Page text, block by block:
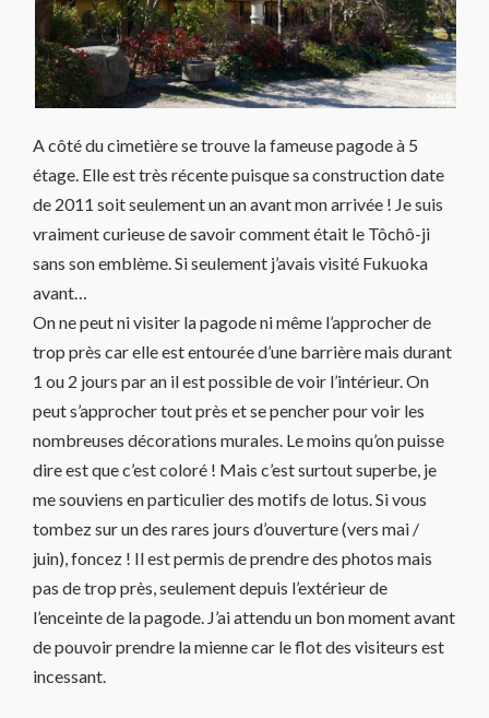
A côté du cimetière se trouve la fameuse pagode à 5
étage. Elle est très récente puisque sa construction date
de 2011 soit seulement un an avant mon arrivée ! Je suis
vraiment curieuse de savoir comment était le Tôchô-ji
sans son emblème. Si seulement j’avais visité Fukuoka
avant…
On ne peut ni visiter la pagode ni même l’approcher de
trop près car elle est entourée d’une barrière mais durant
1 ou 2 jours par an il est possible de voir l’intérieur. On
peut s’approcher tout près et se pencher pour voir les
nombreuses décorations murales. Le moins qu’on puisse
dire est que c’est coloré ! Mais c’est surtout superbe, je
me souviens en particulier des motifs de lotus. Si vous
tombez sur un des rares jours d’ouverture (vers mai /
juin), foncez ! Il est permis de prendre des photos mais
pas de trop près, seulement depuis l’extérieur de
l’enceinte de la pagode. J’ai attendu un bon moment avant
de pouvoir prendre la mienne car le flot des visiteurs est
incessant.